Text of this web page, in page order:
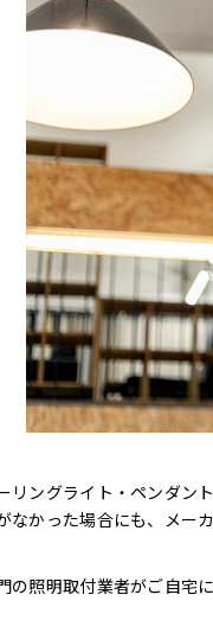
リングライト・ペンダン
なかった場合にも、メー
の照明取付業者がご自宅